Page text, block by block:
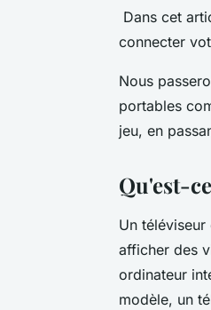
Dans cet
connecter
Nous
portables
jeu, en
Qu'est-
Un
afficher des
ordinateur
modèle, un